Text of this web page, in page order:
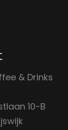
& Drinks
10-B